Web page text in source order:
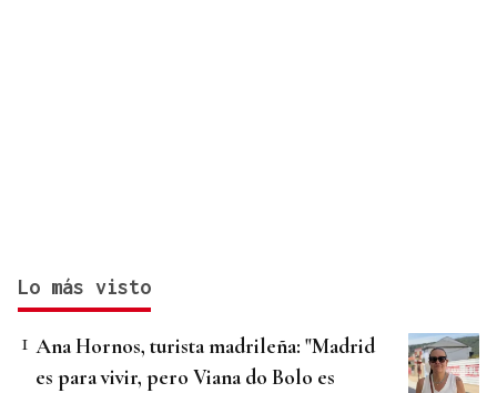
Lo más visto
Ana Hornos, turista madrileña: "Madrid
es para vivir, pero Viana do Bolo es